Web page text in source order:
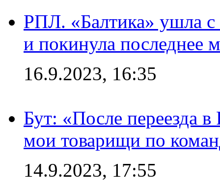
РПЛ. «Балтика» ушла с
и покинула последнее
16.9.2023, 16:35
Бут: «После переезда
мои товарищи по
14.9.2023, 17:55